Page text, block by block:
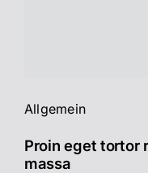
Allgemein
Proin eget tortor
massa